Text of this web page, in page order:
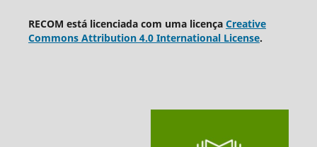
RECOM está licenciada com uma licença Creative
Commons Attribution 4.0 International License.